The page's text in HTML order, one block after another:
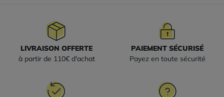
LIVRAISON OFFERTE
à partir de 110€ d'achat
PAIEMENT SÉCURISÉ
Payez en toute sécurité